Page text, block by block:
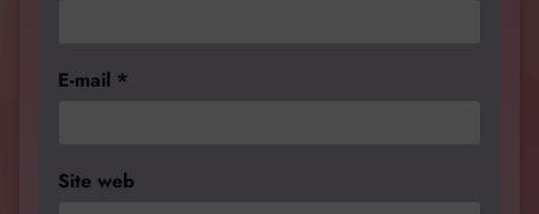
E-mail *
Site web